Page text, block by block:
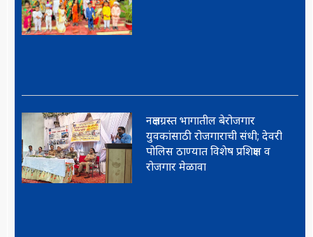
नक्षलग्रस्त भागातील बेरोजगार
युवकांसाठी रोजगाराची संधी; देवरी
पोलिस ठाण्यात विशेष प्रशिक्षण व
रोजगार मेळावा